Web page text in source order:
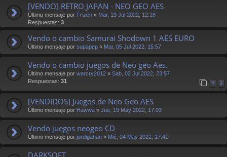
[VENDO] RETRO JAPAN - NEO GEO AES
Último mensaje por Frizen « Mar, 19 Jul 2022, 12:28
Respuestas: 3
Vendo o cambio Samurai Shodown 1 AES EURO
Último mensaje por supapep « Mar, 05 Jul 2022, 15:57
Vendo o cambio juegos de Neo geo Aes.
Último mensaje por warcry2012 « Sab, 02 Jul 2022, 23:57
Respuestas: 31 1 2
[VENDIDOS] Juegos de Neo Geo AES
Último mensaje por Hawwa « Jue, 19 May 2022, 17:03
Vendo juegos neogeo CD
Último mensaje por jordigahan « Mié, 04 May 2022, 17:41
DARKSOFT